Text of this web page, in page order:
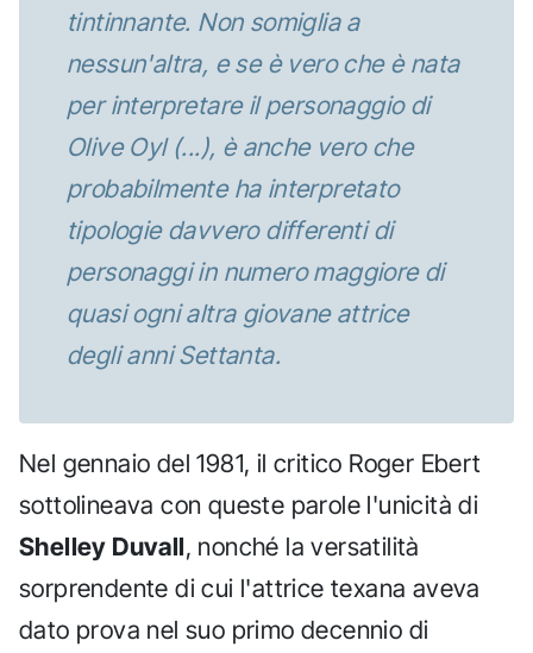
tintinnante. Non somiglia a
nessun'altra, e se è vero che è nata
per interpretare il personaggio di
Olive Oyl (...), è anche vero che
probabilmente ha interpretato
tipologie davvero differenti di
personaggi in numero maggiore di
quasi ogni altra giovane attrice
degli anni Settanta.
Nel gennaio del 1981, il critico Roger Ebert
sottolineava con queste parole l'unicità di
Shelley Duvall, nonché la versatilità
sorprendente di cui l'attrice texana aveva
dato prova nel suo primo decennio di